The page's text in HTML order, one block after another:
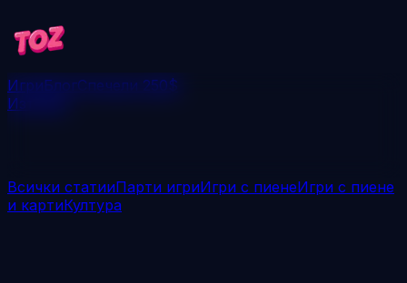
ИгриБлогСпечели 250$
Изтегли
Всички статииПарти игриИгри с пиенеИгри с пиене
и картиКултура